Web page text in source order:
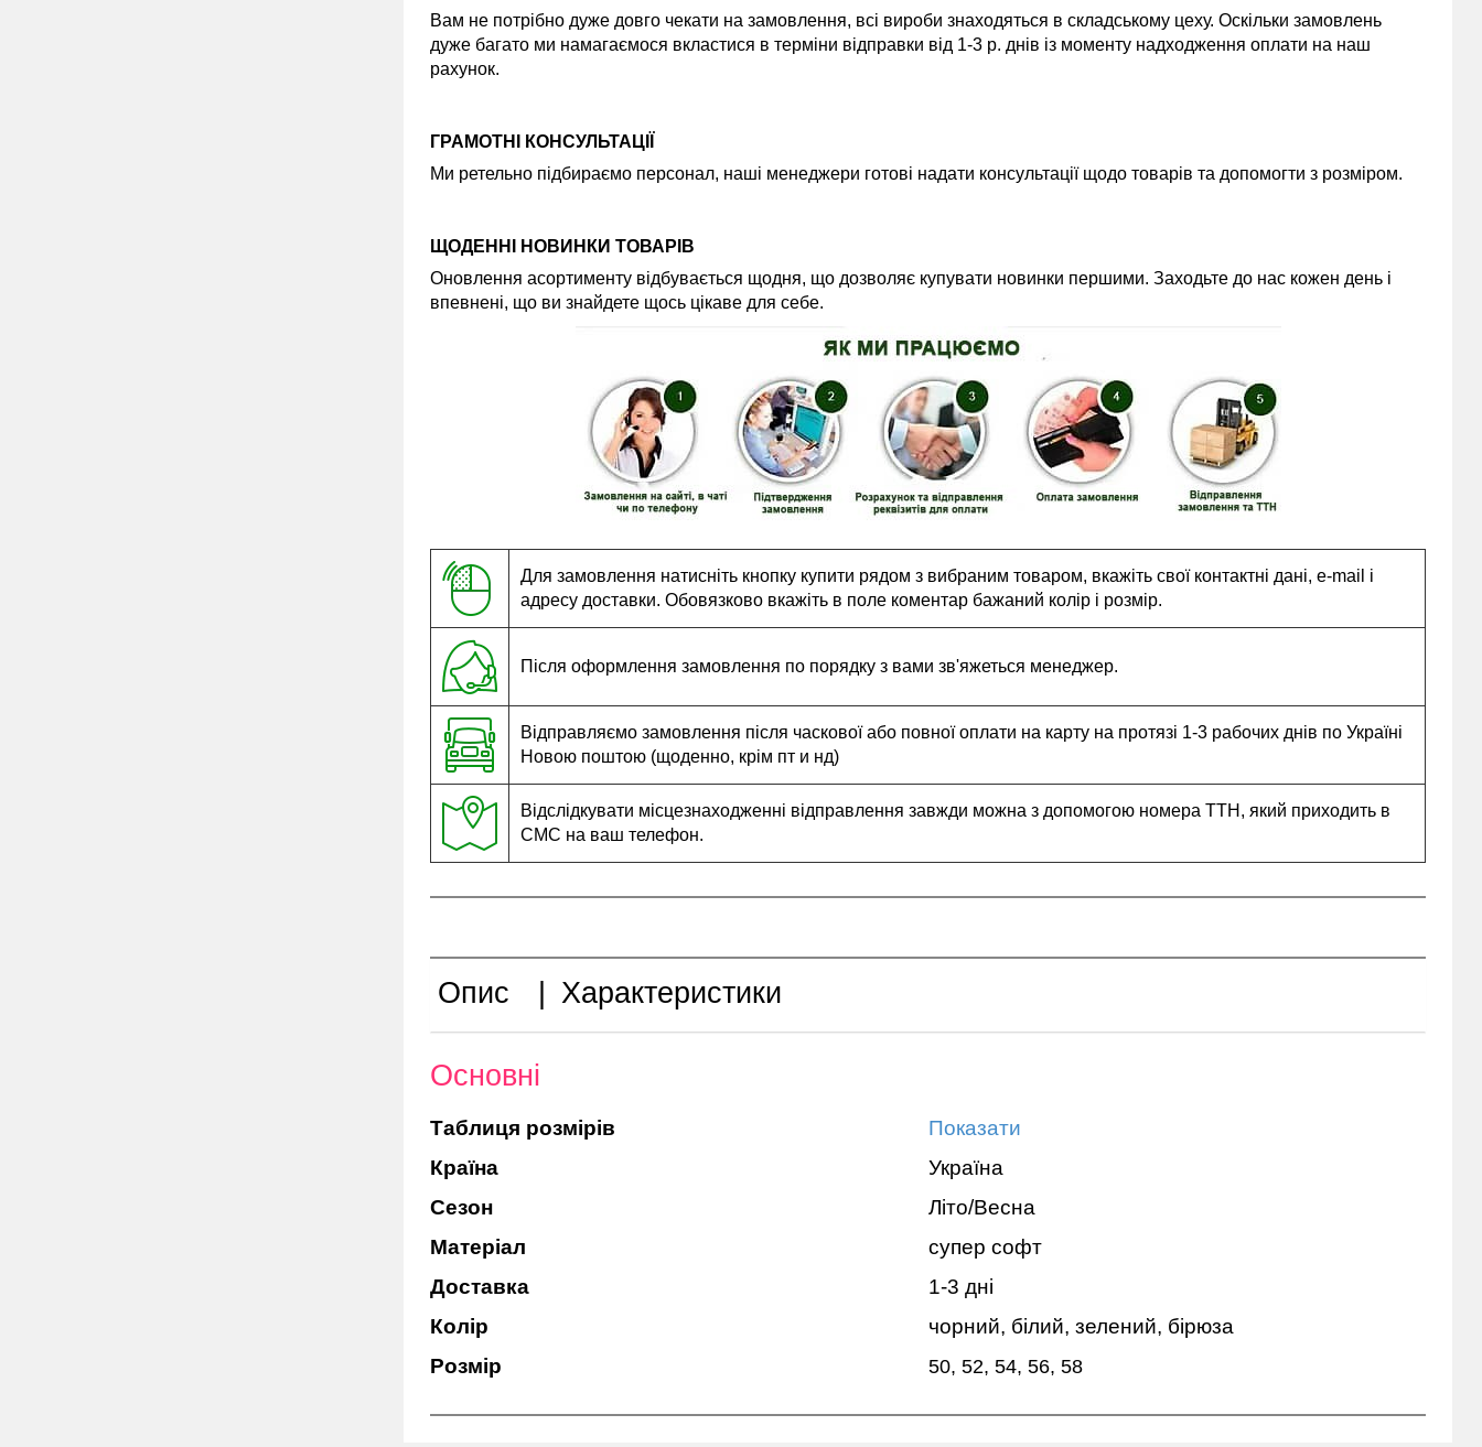
Вам не потрібно дуже довго чекати на замовлення, всі вироби знаходяться в складському цеху. Оскільки замовлень
дуже багато ми намагаємося вкластися в терміни відправки від 1-3 р. днів із моменту надходження оплати на наш
рахунок.
ГРАМОТНІ КОНСУЛЬТАЦІЇ
Ми ретельно підбираємо персонал, наші менеджери готові надати консультації щодо товарів та допомогти з розміром.
ЩОДЕННІ НОВИНКИ ТОВАРІВ
Оновлення асортименту відбувається щодня, що дозволяє купувати новинки першими. Заходьте до нас кожен день і
впевнені, що ви знайдете щось цікаве для себе.
Для замовлення натисніть кнопку купити рядом з вибраним товаром, вкажіть свої контактні дані, e-mail і
адресу доставки. Обовязково вкажіть в поле коментар бажаний колір і розмір.
Після оформлення замовлення по порядку з вами зв'яжеться менеджер.
Відправляємо замовлення після часкової або повної оплати на карту на протязі 1-3 рабочих днів по Україні
Новою поштою (щоденно, крім пт и нд)
Відслідкувати місцезнаходженні відправлення завжди можна з допомогою номера ТТН, який приходить в
СМС на ваш телефон.
Опис Характеристики
Основні
Таблиця розмірів
Показати
Країна
Україна
Сезон
Літо/Весна
Матеріал
супер софт
Доставка
1-3 дні
Колір
чорний, білий, зелений, бірюза
Розмір
50, 52, 54, 56, 58